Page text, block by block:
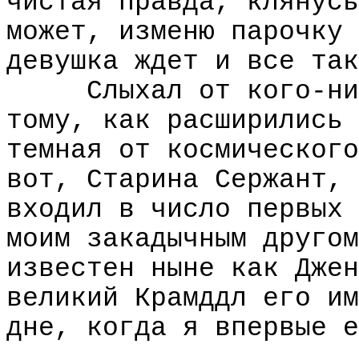
может, изменю
девушка ждет и все
Слыхал от кого-
тому, как
темная от
вот, Старина Сержант,
входил в число
моим закадычным
известен ныне как
великий Крамддл его
дне, когда я впервые